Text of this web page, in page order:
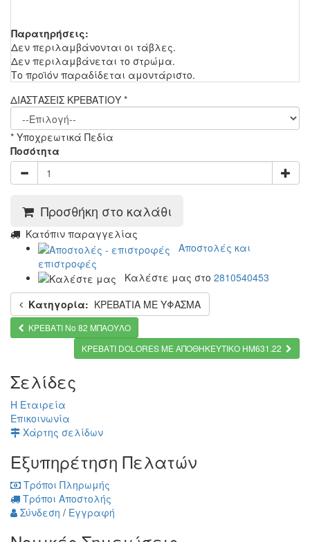
Παρατηρήσεις:
Δεν περιλαμβάνονται οι τάβλες.
Δεν περιλαμβάνεται το στρώμα.
Το προϊόν παραδίδεται αμοντάριστο.
ΔΙΑΣΤΑΣΕΙΣ ΚΡΕΒΑΤΙΟΥ *
* Υποχρεωτικά Πεδία
Ποσότητα
Προσθήκη στο καλάθι
Kατόπιν παραγγελίας
Αποστολές και
επιστροφές
Καλέστε μας στο 2810540453
Κατηγορία: ΚΡΕΒΑΤΙΑ ΜΕ ΥΦΑΣΜΑ
ΚΡΕΒΑΤΙ No 82 ΜΠΑΟΥΛΟ
ΚΡΕΒΑΤΙ DOLORES ΜΕ ΑΠΟΘΗΚΕΥΤΙΚΟ HM631.22
Σελίδες
Η Εταιρεία
Επικοινωνία
Χάρτης σελίδων
Εξυπηρέτηση Πελατών
Τρόποι Πληρωμής
Τρόποι Αποστολής
Σύνδεση / Εγγραφή